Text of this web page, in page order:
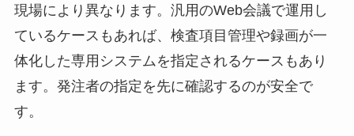
現場により異なります。汎用のWeb会議で運用し
ているケースもあれば、検査項目管理や録画が一
体化した専用システムを指定されるケースもあり
ます。発注者の指定を先に確認するのが安全で
す。